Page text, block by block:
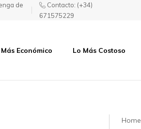
de
Contacto: (+34)
671575229
Económico Lo Más Costoso
Home